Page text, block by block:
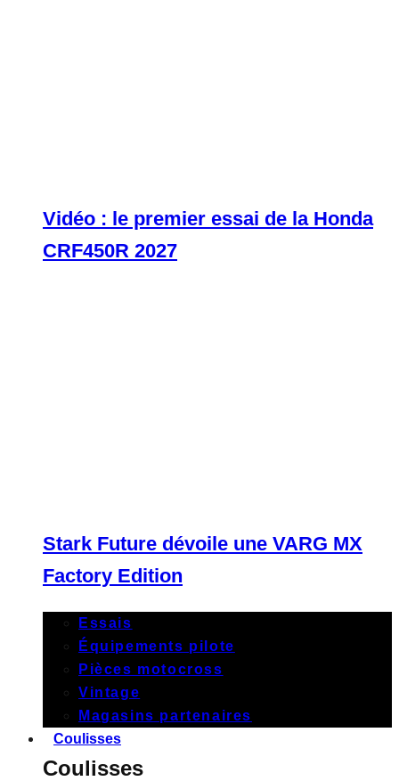
Vidéo : le premier essai de la Honda
CRF450R 2027
Stark Future dévoile une VARG MX
Factory Edition
Essais
Équipements pilote
Pièces motocross
Vintage
Magasins partenaires
Coulisses
Coulisses